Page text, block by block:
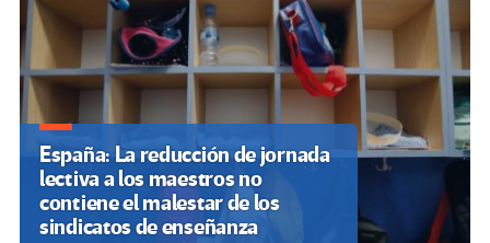
España: La reducción de jornada
lectiva a los maestros no
contiene el malestar de los
sindicatos de enseñanza